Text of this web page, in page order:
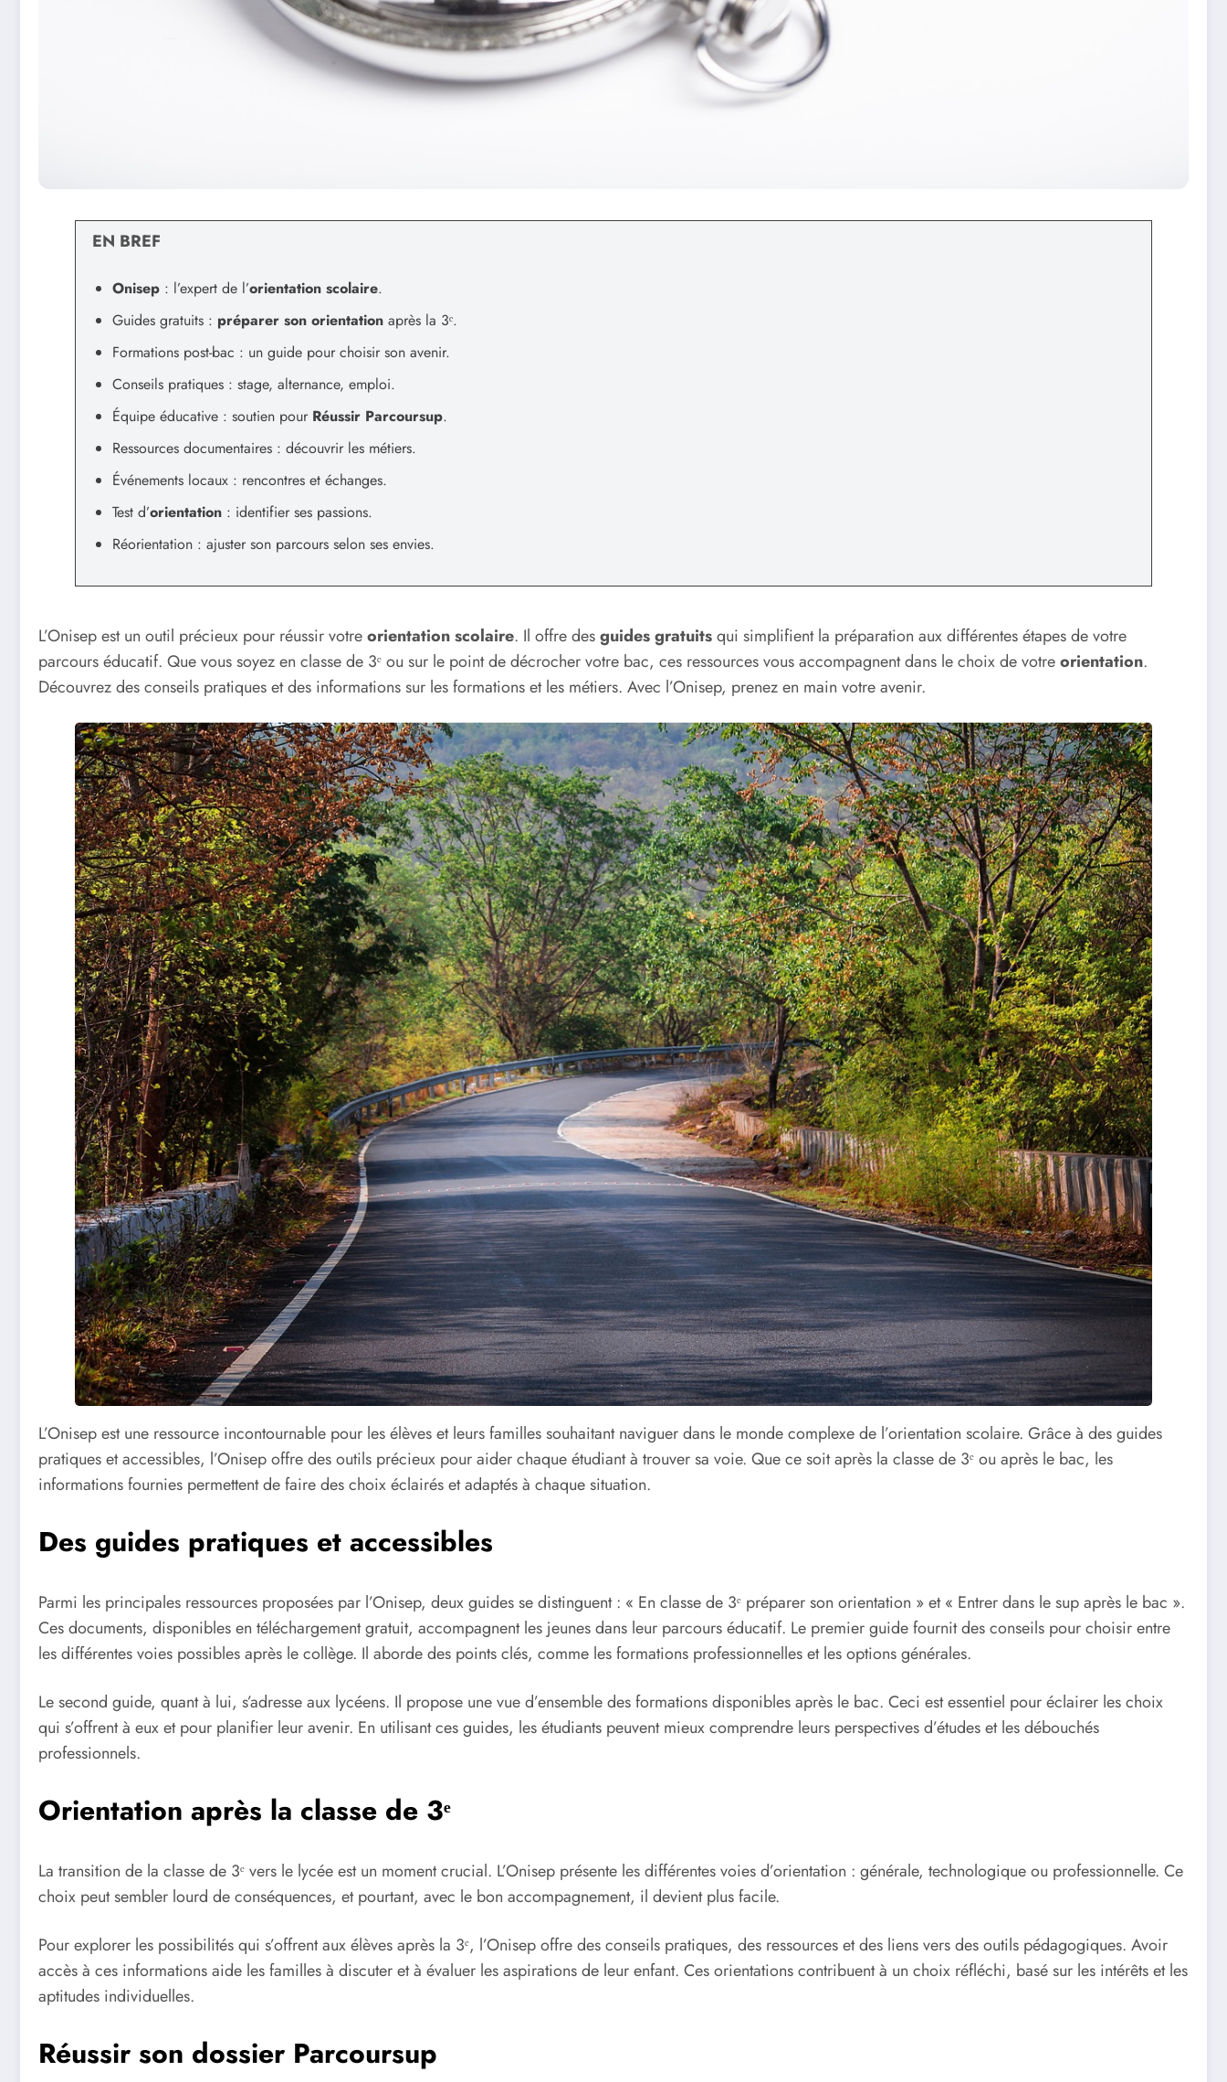
EN BREF
Onisep : l’expert de l’orientation scolaire.
Guides gratuits : préparer son orientation après la 3ᵉ.
Formations post-bac : un guide pour choisir son avenir.
Conseils pratiques : stage, alternance, emploi.
Équipe éducative : soutien pour Réussir Parcoursup.
Ressources documentaires : découvrir les métiers.
Événements locaux : rencontres et échanges.
Test d’orientation : identifier ses passions.
Réorientation : ajuster son parcours selon ses envies.
L’Onisep est un outil précieux pour réussir votreorientation scolaire. Il offre desguides gratuitsqui simplifient la préparation aux différentes étapes de votre
parcours éducatif. Que vous soyez en classe de 3ᵉ ou sur le point de décrocher votre bac, ces ressources vous accompagnent dans le choix de votreorientation.
Découvrez des conseils pratiques et des informations sur les formations et les métiers. Avec l’Onisep, prenez en main votre avenir.
L’Onisep est une ressource incontournable pour les élèves et leurs familles souhaitant naviguer dans le monde complexe de l’orientation scolaire. Grâce à des guides
pratiques et accessibles, l’Onisep offre des outils précieux pour aider chaque étudiant à trouver sa voie. Que ce soit après la classe de 3ᵉ ou après le bac, les
informations fournies permettent de faire des choix éclairés et adaptés à chaque situation.
Des guides pratiques et accessibles
Parmi les principales ressources proposées par l’Onisep, deux guides se distinguent : « En classe de 3ᵉ préparer son orientation » et « Entrer dans le sup après le bac ».
Ces documents, disponibles en téléchargement gratuit, accompagnent les jeunes dans leur parcours éducatif. Le premier guide fournit des conseils pour choisir entre
les différentes voies possibles après le collège. Il aborde des points clés, comme les formations professionnelles et les options générales.
Le second guide, quant à lui, s’adresse aux lycéens. Il propose une vue d’ensemble des formations disponibles après le bac. Ceci est essentiel pour éclairer les choix
qui s’offrent à eux et pour planifier leur avenir. En utilisant ces guides, les étudiants peuvent mieux comprendre leurs perspectives d’études et les débouchés
professionnels.
Orientation après la classe de 3ᵉ
La transition de la classe de 3ᵉ vers le lycée est un moment crucial. L’Onisep présente les différentes voies d’orientation : générale, technologique ou professionnelle. Ce
choix peut sembler lourd de conséquences, et pourtant, avec le bon accompagnement, il devient plus facile.
Pour explorer les possibilités qui s’offrent aux élèves après la 3ᵉ, l’Onisep offre des conseils pratiques, des ressources et des liens vers des outils pédagogiques. Avoir
accès à ces informations aide les familles à discuter et à évaluer les aspirations de leur enfant. Ces orientations contribuent à un choix réfléchi, basé sur les intérêts et les
aptitudes individuelles.
Réussir son dossier Parcoursup